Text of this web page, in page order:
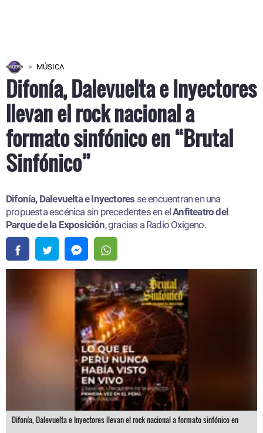
MÚSICA
Difonía, Dalevuelta e Inyectores
llevan el rock nacional a
formato sinfónico en “Brutal
Sinfónico”
Difonía, Dalevuelta e Inyectores se encuentran en una
propuesta escénica sin precedentes en elAnfiteatro del
Parque de la Exposición, gracias a Radio Oxígeno.
Difonía, Dalevuelta e Inyectores llevan el rock nacional a formato sinfónico en